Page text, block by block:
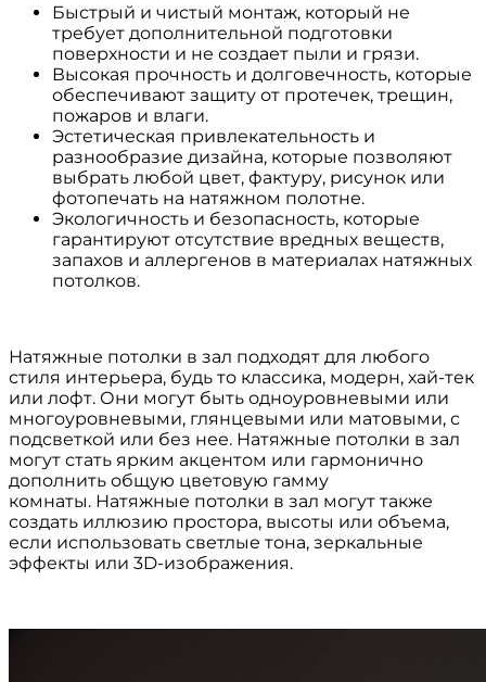
Быстрый и чистый монтаж, который не
требует дополнительной подготовки
поверхности и не создает пыли и грязи.
Высокая прочность и долговечность, которые
обеспечивают защиту от протечек, трещин,
пожаров и влаги.
Эстетическая привлекательность и
разнообразие дизайна, которые позволяют
выбрать любой цвет, фактуру, рисунок или
фотопечать на натяжном полотне.
Экологичность и безопасность, которые
гарантируют отсутствие вредных веществ,
запахов и аллергенов в материалах натяжных
потолков.
Натяжные потолки в зал подходят для любого
стиля интерьера, будь то классика, модерн, хай-тек
или лофт. Они могут быть одноуровневыми или
многоуровневыми, глянцевыми или матовыми, с
подсветкой или без нее. Натяжные потолки в зал
могут стать ярким акцентом или гармонично
дополнить общую цветовую гамму
комнаты. Натяжные потолки в зал могут также
создать иллюзию простора, высоты или объема,
если использовать светлые тона, зеркальные
эффекты или 3D-изображения.